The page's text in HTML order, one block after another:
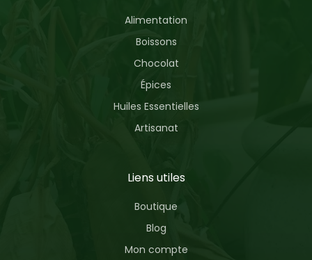
Alimentation
Boissons
Chocolat
Épices
Huiles Essentielles
Artisanat
Liens utiles
Boutique
Blog
Mon compte